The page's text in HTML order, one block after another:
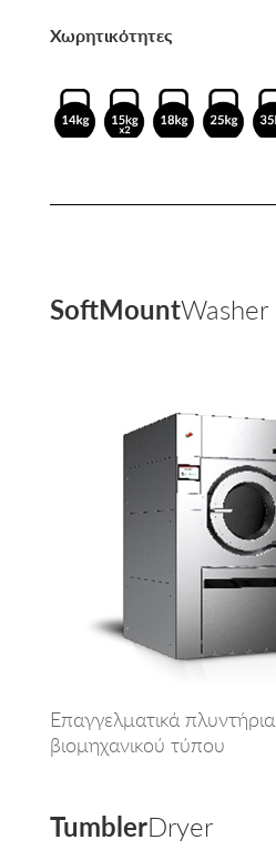
Χωρητικότητες
SoftMountWasher
Επαγγελματικά πλυντήρια
βιομηχανικού τύπου
TumblerDryer